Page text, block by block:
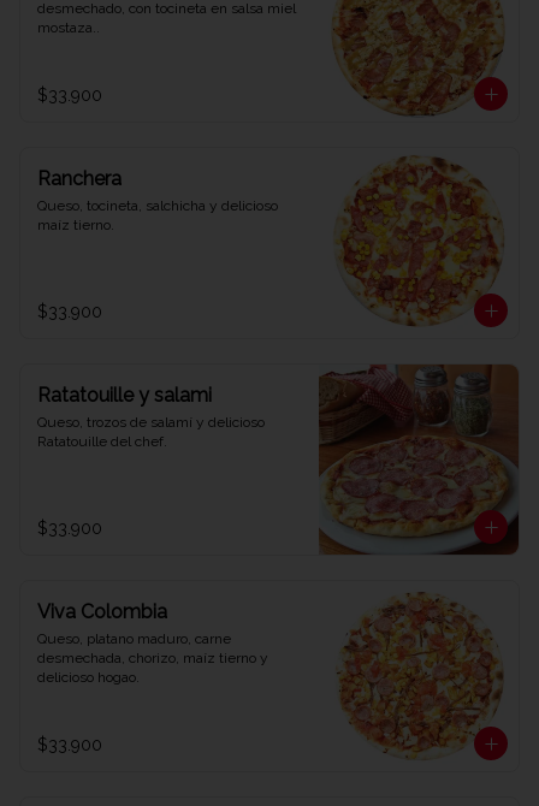
desmechado, con tocineta en salsa miel
mostaza..
$33.900
Ranchera
Queso, tocineta, salchicha y delicioso
maíz tierno.
$33.900
Ratatouille y salami
Queso, trozos de salamí y delicioso
Ratatouille del chef.
$33.900
Viva Colombia
Queso, platano maduro, carne
desmechada, chorizo, maíz tierno y
delicioso hogao.
$33.900